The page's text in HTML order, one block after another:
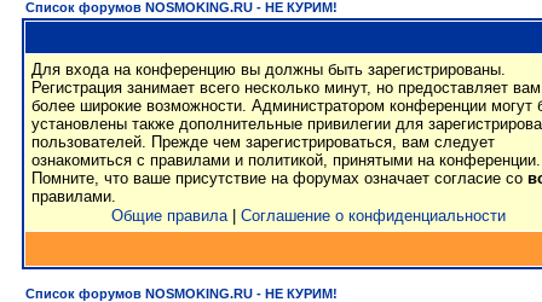
Список форумов NOSMOKING.RU - НЕ КУРИМ!
Для входа на конференцию вы должны быть зарегистрированы.
Регистрация занимает всего несколько минут, но предоставляет вам
более широкие возможности. Администратором конференции могут
установлены также дополнительные привилегии для
пользователей. Прежде чем зарегистрироваться, вам следует
ознакомиться с правилами и политикой, принятыми на конференции.
Помните, что ваше присутствие на форумах означает согласие со
правилами.
Общие правила| Соглашение о конфиденциальности
Список форумов NOSMOKING.RU - НЕ КУРИМ!